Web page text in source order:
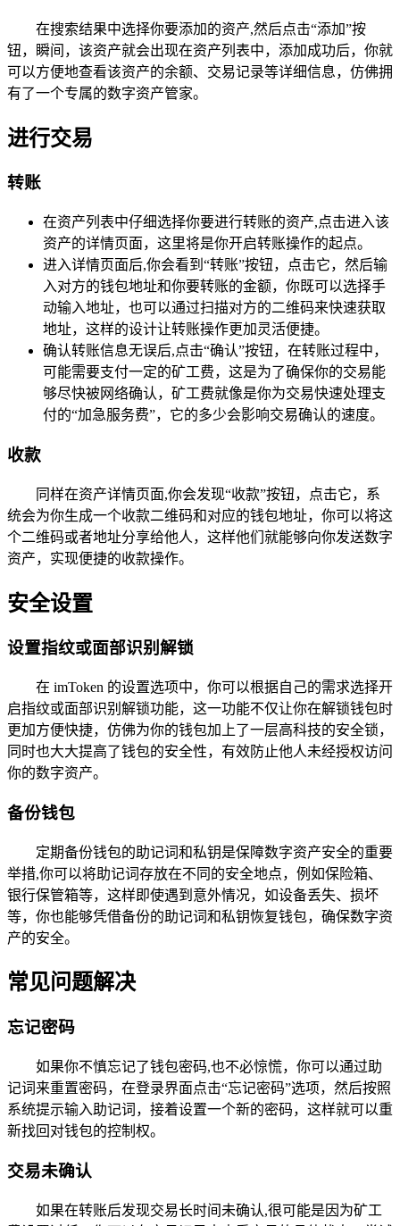
在搜索结果中选择你要添加的资产,然后点击“添加”按
钮，瞬间，该资产就会出现在资产列表中，添加成功后，你就
可以方便地查看该资产的余额、交易记录等详细信息，仿佛拥
有了一个专属的数字资产管家。
进行交易
转账
在资产列表中仔细选择你要进行转账的资产,点击进入该
资产的详情页面，这里将是你开启转账操作的起点。
进入详情页面后,你会看到“转账”按钮，点击它，然后输
入对方的钱包地址和你要转账的金额，你既可以选择手
动输入地址，也可以通过扫描对方的二维码来快速获取
地址，这样的设计让转账操作更加灵活便捷。
确认转账信息无误后,点击“确认”按钮，在转账过程中，
可能需要支付一定的矿工费，这是为了确保你的交易能
够尽快被网络确认，矿工费就像是你为交易快速处理支
付的“加急服务费”，它的多少会影响交易确认的速度。
收款
同样在资产详情页面,你会发现“收款”按钮，点击它，系
统会为你生成一个收款二维码和对应的钱包地址，你可以将这
个二维码或者地址分享给他人，这样他们就能够向你发送数字
资产，实现便捷的收款操作。
安全设置
设置指纹或面部识别解锁
在 imToken 的设置选项中，你可以根据自己的需求选择开
启指纹或面部识别解锁功能，这一功能不仅让你在解锁钱包时
更加方便快捷，仿佛为你的钱包加上了一层高科技的安全锁，
同时也大大提高了钱包的安全性，有效防止他人未经授权访问
你的数字资产。
备份钱包
定期备份钱包的助记词和私钥是保障数字资产安全的重要
举措,你可以将助记词存放在不同的安全地点，例如保险箱、
银行保管箱等，这样即使遇到意外情况，如设备丢失、损坏
等，你也能够凭借备份的助记词和私钥恢复钱包，确保数字资
产的安全。
常见问题解决
忘记密码
如果你不慎忘记了钱包密码,也不必惊慌，你可以通过助
记词来重置密码，在登录界面点击“忘记密码”选项，然后按照
系统提示输入助记词，接着设置一个新的密码，这样就可以重
新找回对钱包的控制权。
交易未确认
如果在转账后发现交易长时间未确认,很可能是因为矿工